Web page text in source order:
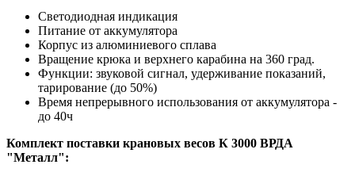
Светодиодная индикация
Питание от аккумулятора
Корпус из алюминиевого сплава
Вращение крюка и верхнего карабина на 360 град.
Функции: звуковой сигнал, удерживание показаний,
тарирование (до 50%)
Время непрерывного использования от аккумулятора -
до 40ч
Комплект поставки крановых весов К 3000 ВРДА
"Металл":